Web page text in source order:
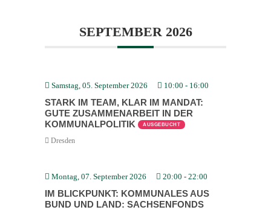
SEPTEMBER 2026
Samstag, 05. September 2026 10:00 - 16:00
STARK IM TEAM, KLAR IM MANDAT:
GUTE ZUSAM­MEN­ARBEIT IN DER
KOMMU­NAL­PO­LITIK
AUSGEBUCHT
Dresden
Montag, 07. September 2026 20:00 - 22:00
IM BLICK­PUNKT: KOMMU­NALES AUS
BUND UND LAND: SACHSEN­FONDS